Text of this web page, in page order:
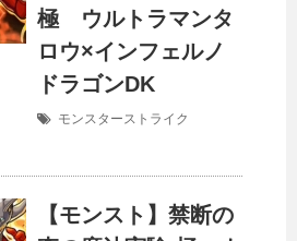
極 ウルトラマンタ
ロウ×インフェルノ
ドラゴンDK
モンスターストライク
【モンスト】禁断の